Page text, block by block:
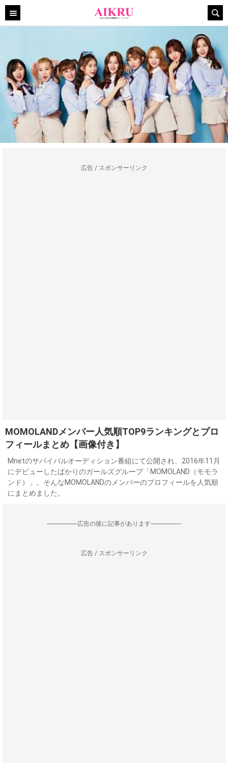
広告 / スポンサーリンク
MOMOLANDメンバー人気順TOP9ランキングとプロ
フィールまとめ【画像付き】
Mnetのサバイバルオーディション番組にて公開され、2016年11月
にデビューしたばかりのガールズグループ「MOMOLAND（モモラ
ンド）」。そんなMOMOLANDのメンバーのプロフィールを人気順
にまとめました。
--------------------広告の後に記事があります--------------------
広告 / スポンサーリンク